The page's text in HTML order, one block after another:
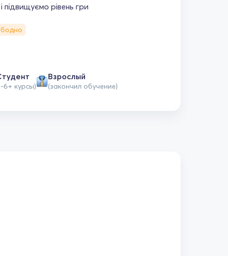
рівень гри
6+ курсы)
Взрослый
(закончил обучение)